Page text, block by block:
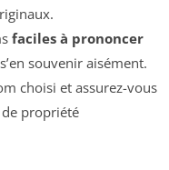
faciles à prononcer
souvenir aisément.
choisi et assurez-vous
propriété